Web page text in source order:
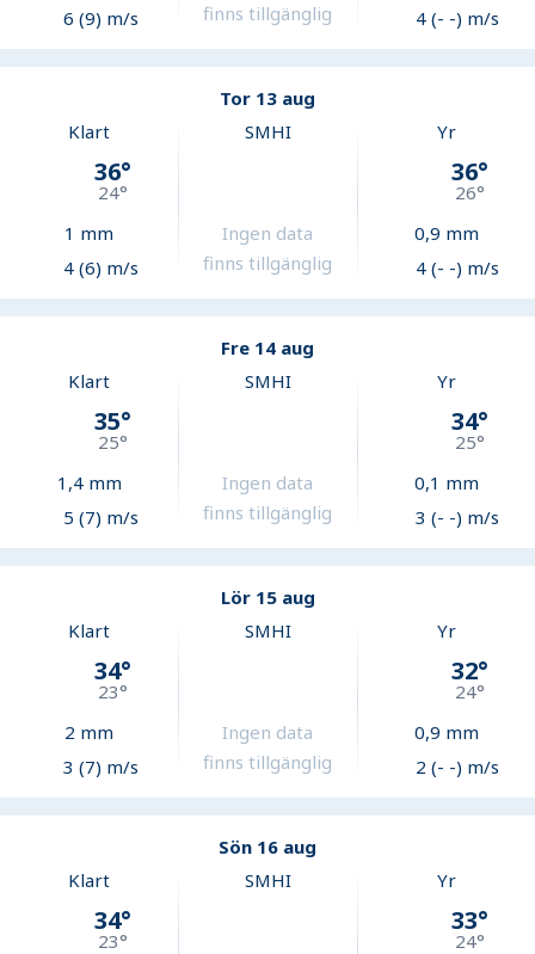
6 (9) m/s
finns tillgänglig
4 (- -) m/s
Tor 13 aug
Klart
36°
24°
1 mm
4 (6) m/s
SMHI
Ingen data
finns tillgänglig
Yr
36°
26°
0,9 mm
4 (- -) m/s
Fre 14 aug
Klart
35°
25°
1,4mm
5 (7) m/s
SMHI
Ingen data
finns tillgänglig
Yr
34°
25°
0,1 mm
3 (- -) m/s
Lör 15 aug
Klart
34°
23°
2 mm
3 (7) m/s
SMHI
Ingen data
finns tillgänglig
Yr
32°
24°
0,9 mm
2 (- -) m/s
Sön 16 aug
Klart
34°
23°
SMHI Yr
33°
24°